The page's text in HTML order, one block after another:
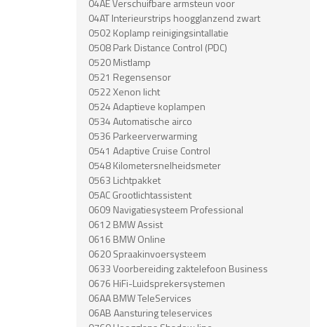
04AE Verschuifbare armsteun voor
04AT Interieurstrips hoogglanzend zwart
0502 Koplamp reinigingsintallatie
0508 Park Distance Control (PDC)
0520 Mistlamp
0521 Regensensor
0522 Xenon licht
0524 Adaptieve koplampen
0534 Automatische airco
0536 Parkeerverwarming
0541 Adaptive Cruise Control
0548 Kilometersnelheidsmeter
0563 Lichtpakket
05AC Grootlichtassistent
0609 Navigatiesysteem Professional
0612 BMW Assist
0616 BMW Online
0620 Spraakinvoersysteem
0633 Voorbereiding zaktelefoon Business
0676 HiFi-Luidsprekersystemen
06AA BMW TeleServices
06AB Aansturing teleservices